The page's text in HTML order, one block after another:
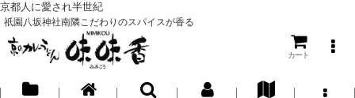
京都人に愛され半世紀
祇園八坂神社南隣こだわりのスパイスが香る
カート